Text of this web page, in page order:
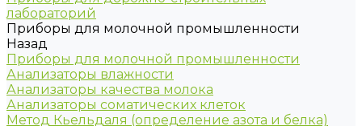
лабораторий
Приборы для молочной промышленности
Назад
Приборы для молочной промышленности
Анализаторы влажности
Анализаторы качества молока
Анализаторы соматических клеток
Метод Кьельдаля (определение азота и белка)